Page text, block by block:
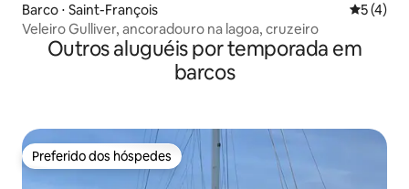
Barco ⋅ Saint-François 5 de
5 (4)
Veleiro Gulliver, ancoradouro na lagoa, cruzeiro
Outros aluguéis por temporada em
barcos
Preferido dos hóspedes
Preferido dos hóspedes